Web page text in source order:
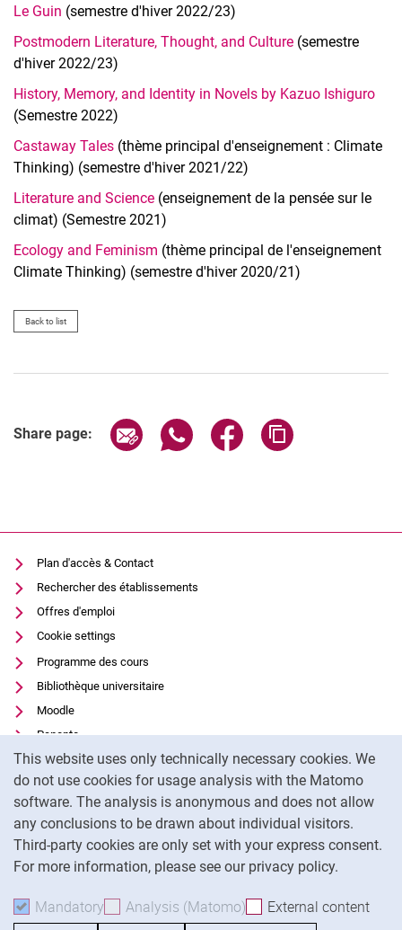
This website uses only technically necessary cookies. We
do not use cookies for usage analysis with the Matomo
software. The analysis is anonymous and does not allow
any conclusions to be drawn about individual visitors.
Third-party cookies are only set with your express consent.
For more information, please see our privacy policy.
Mandatory Accept mandatory cookies
Analysis (Matomo) Accept analysis cookies
External content
Le Guin (semestre d'hiver 2022/23)
Postmodern Literature, Thought, and Culture (semestre
d'hiver 2022/23)
History, Memory, and Identity in Novels by Kazuo Ishiguro
(Semestre 2022)
Castaway Tales (thème principal d'enseignement : Climate
Thinking) (semestre d'hiver 2021/22)
Literature and Science (enseignement de la pensée sur le
climat) (Semestre 2021)
Ecology and Feminism (thème principal de l'enseignement
Climate Thinking) (semestre d'hiver 2020/21)
Back to list
Share page: Share page via email
Share page via WhatsApp
Share page via
Plan d'accès & Contact
Rechercher des établissements
Offres d'emploi
Cookie settings
Programme des cours
Bibliothèque universitaire
Moodle
Panopto
Protection des données
Accessibilité
Utilisation transparente de l'IA